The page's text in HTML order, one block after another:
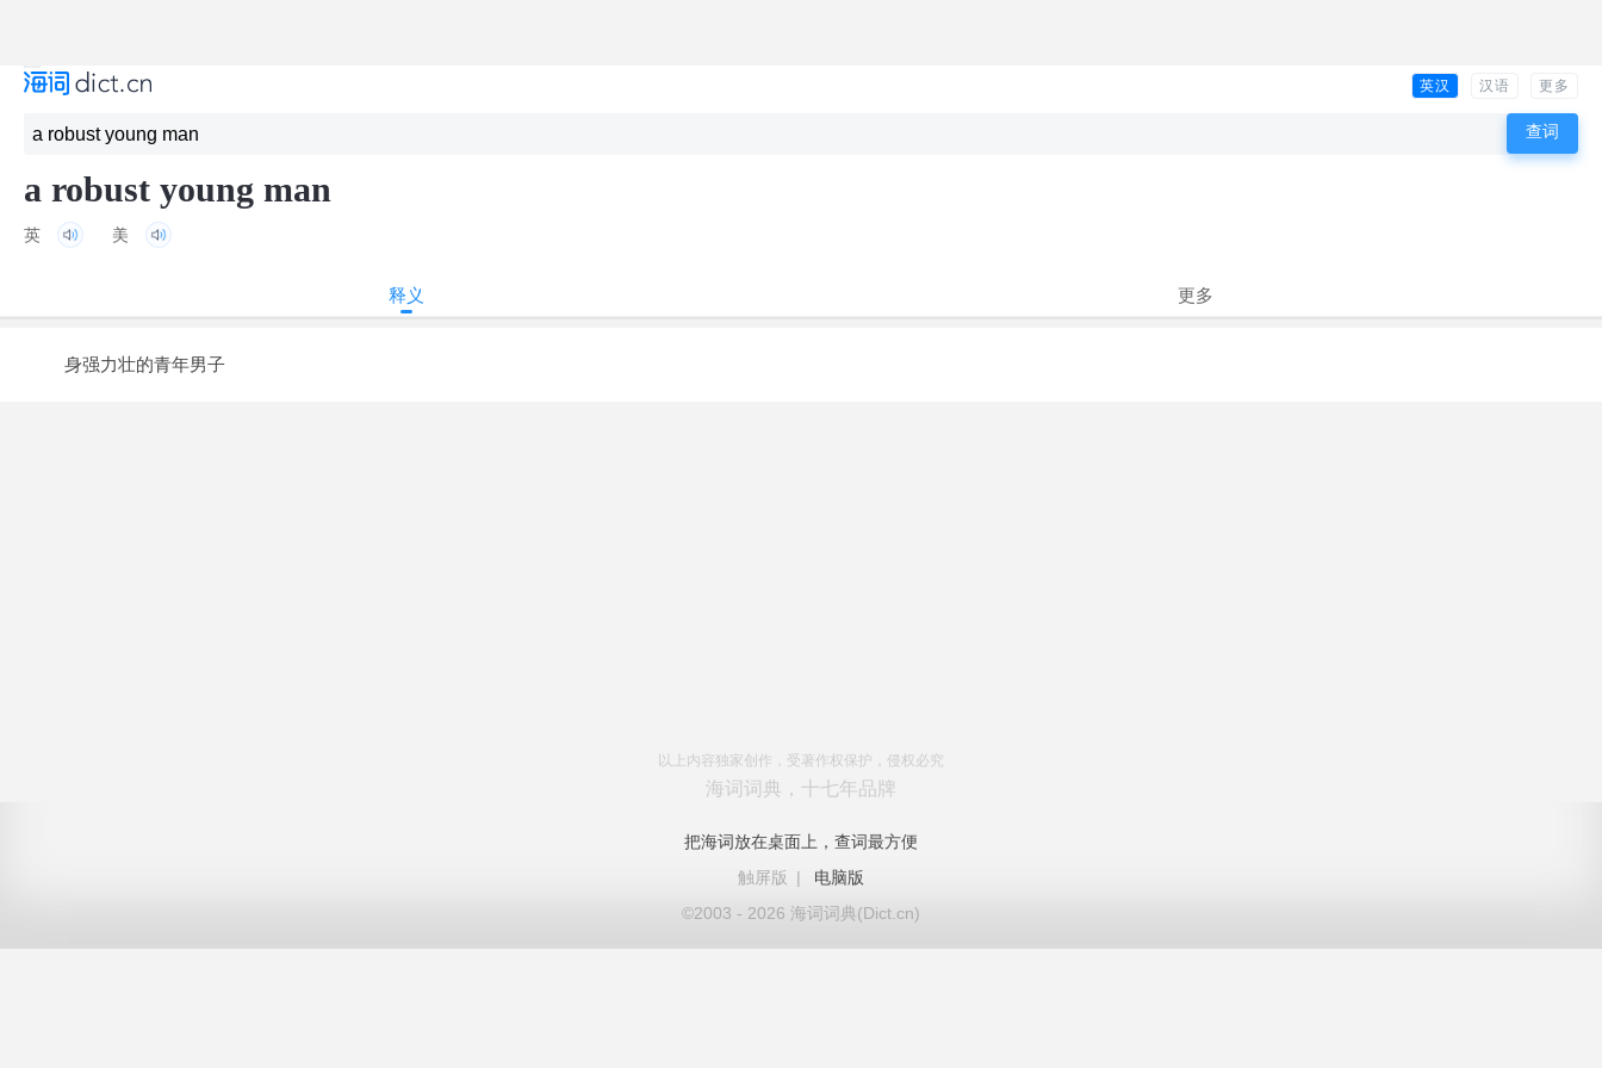
英汉 汉语 更多
a robust young man
英 美
释义 更多
身强力壮的青年男子
以上内容独家创作，受著作权保护，侵权必究
海词词典，十七年品牌
把海词放在桌面上，查词最方便
触屏版
|
电脑版
©2003 - 2026 海词词典(Dict.cn)